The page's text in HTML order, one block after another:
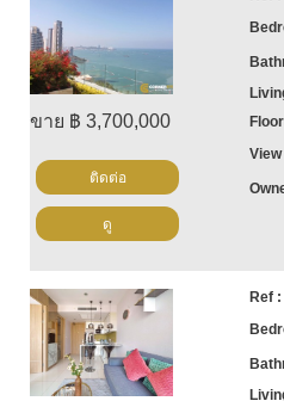
ขาย ฿ 3,700,000
ติดต่อ
ดู